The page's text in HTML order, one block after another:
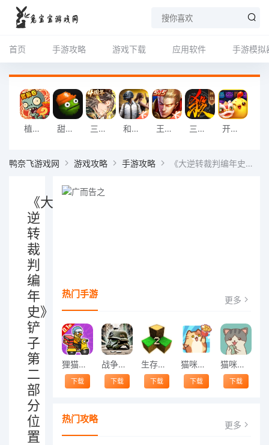
首页 手游攻略 游戏下载 应用软件 手游模拟
植物大战僵尸2官方版 甜瓜游乐场正版中文最新版2025 三国志幻想大陆 和平精英手游 王者荣耀手游 三国杀移动版官方正版 开心消消乐
鸭奈飞游戏网 游戏攻略 手游攻略 《大逆转裁判编年史》铲子第二部分位置在哪,助你快速找到铲子位置
《大
逆
转
裁
判
编
年
史》
铲
子
第
二
部
分
位
置
热门手游 更多
狸猫突击队
下载
战争前线
下载
生存战争2汉化版
下载
猫咪餐厅
下载
猫咪餐厅2
下载
热门攻略 更多